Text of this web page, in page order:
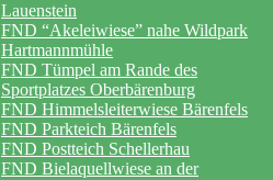
Lauenstein
FND “Akeleiwiese” nahe Wildpark
Hartmannmühle
FND Tümpel am Rande des
Sportplatzes Oberbärenburg
FND Himmelsleiterwiese Bärenfels
FND Parkteich Bärenfels
FND Postteich Schellerhau
FND Bielaquellwiese an der